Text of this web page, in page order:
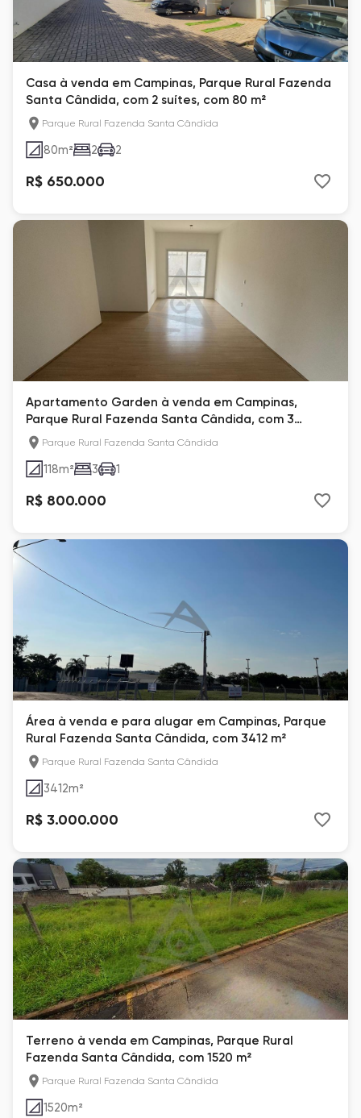
Casa à venda em Campinas, Parque Rural Fazenda
Santa Cândida, com 2 suítes, com 80 m²
Parque Rural Fazenda Santa Cândida
80m² 2 2
R$ 650.000
Apartamento Garden à venda em Campinas,
Parque Rural Fazenda Santa Cândida, com 3
quartos
Parque Rural Fazenda Santa Cândida
118m² 3 1
R$ 800.000
Área à venda e para alugar em Campinas, Parque
Rural Fazenda Santa Cândida, com 3412 m²
Parque Rural Fazenda Santa Cândida
3412m²
R$ 3.000.000
Terreno à venda em Campinas, Parque Rural
Fazenda Santa Cândida, com 1520 m²
Parque Rural Fazenda Santa Cândida
1520m²